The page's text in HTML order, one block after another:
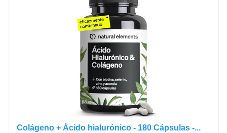
Colágeno + Ácido hialurónico - 180 Cápsulas -...